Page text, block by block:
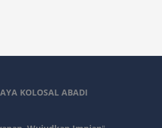
KOLOSAL ABADI